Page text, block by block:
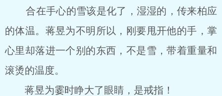
合在手心的雪该是化了，湿湿的，传来柏应
的体温。蒋昱为不明所以，刚要甩开他的手，掌
心里却落进一个别的东西，不是雪，带着重量和
滚烫的温度。
蒋昱为霎时睁大了眼睛，是戒指！